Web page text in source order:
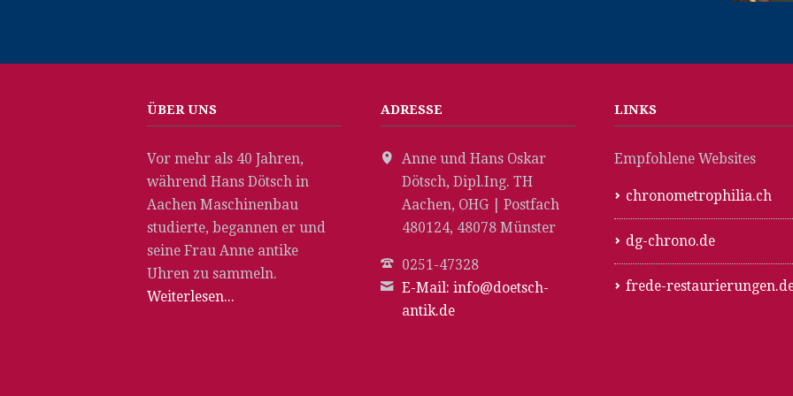
ÜBER UNS
Vor mehr als 40 Jahren,
während Hans Dötsch in
Aachen Maschinenbau
studierte, begannen er und
seine Frau Anne antike
Uhren zu sammeln.
Weiterlesen...
ADRESSE
Anne und Hans Oskar
Dötsch, Dipl.Ing. TH
Aachen, OHG | Postfach
480124, 48078 Münster
0251-47328
E-Mail: info@doetsch-
antik.de
LINKS
Empfohlene Websites
chronometrophilia.ch
dg-chrono.de
frede-